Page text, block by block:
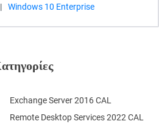
| Windows 10 Enterprise
Remote Desktop Services 2022 CAL
Exchange Server 2016 CAL